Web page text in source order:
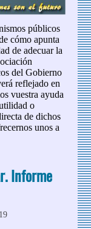
públicos
cómo apunta
de adecuar la
del Gobierno
reflejado en
vuestra ayuda
o
de dichos
unos a
Informe